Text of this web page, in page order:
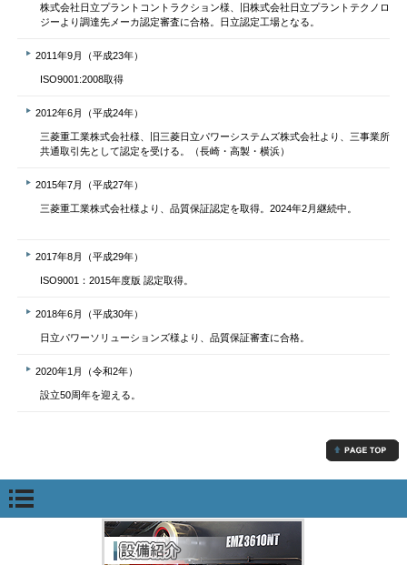
株式会社日立プラントコントラクション様、旧株式会社日立プラントテクノロ
ジーより調達先メーカ認定審査に合格。日立認定工場となる。
2011年9月（平成23年）
ISO9001:2008取得
2012年6月（平成24年）
三菱重工業株式会社様、旧三菱日立パワーシステムズ株式会社より、三事業所
共通取引先として認定を受ける。（長崎・高製・横浜）
2015年7月（平成27年）
三菱重工業株式会社様より、品質保証認定を取得。2024年2月継続中。
2017年8月（平成29年）
ISO9001：2015年度版 認定取得。
2018年6月（平成30年）
日立パワーソリューションズ様より、品質保証審査に合格。
2020年1月（令和2年）
設立50周年を迎える。